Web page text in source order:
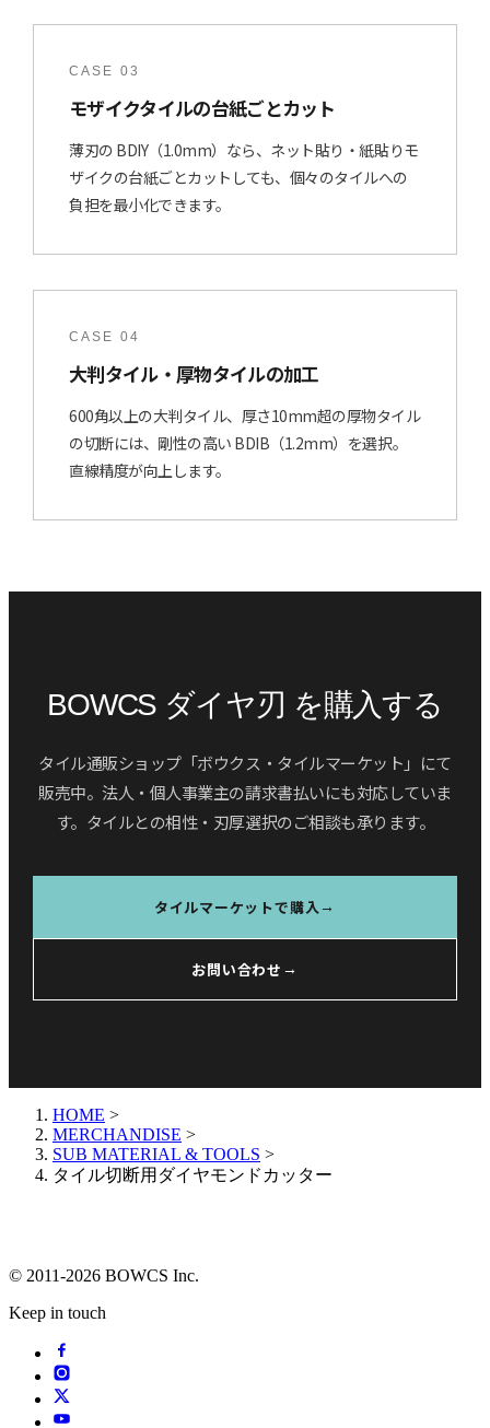
CASE 03
モザイクタイルの台紙ごとカット
薄刃の BDIY（1.0mm）なら、ネット貼り・紙貼りモ
ザイクの台紙ごとカットしても、個々のタイルへの
負担を最小化できます。
CASE 04
大判タイル・厚物タイルの加工
600角以上の大判タイル、厚さ10mm超の厚物タイル
の切断には、剛性の高い BDIB（1.2mm）を選択。
直線精度が向上します。
BOWCS ダイヤ刃 を購入する
タイル通販ショップ「ボウクス・タイルマーケット」にて
販売中。法人・個人事業主の請求書払いにも対応していま
す。タイルとの相性・刃厚選択のご相談も承ります。
タイルマーケットで購入→
お問い合わせ →
HOME >
MERCHANDISE >
SUB MATERIAL & TOOLS >
タイル切断用ダイヤモンドカッター
© 2011-2026 BOWCS Inc.
Keep in touch